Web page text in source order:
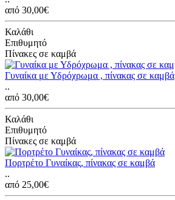
από 30,00€
Καλάθι
Επιθυμητό
Πίνακες σε καμβά
Γυναίκα με Υδρόχρωμα , πίνακας σε καμβά
..
από 30,00€
Καλάθι
Επιθυμητό
Πίνακες σε καμβά
Πορτρέτο Γυναίκας, πίνακας σε καμβά
..
από 25,00€